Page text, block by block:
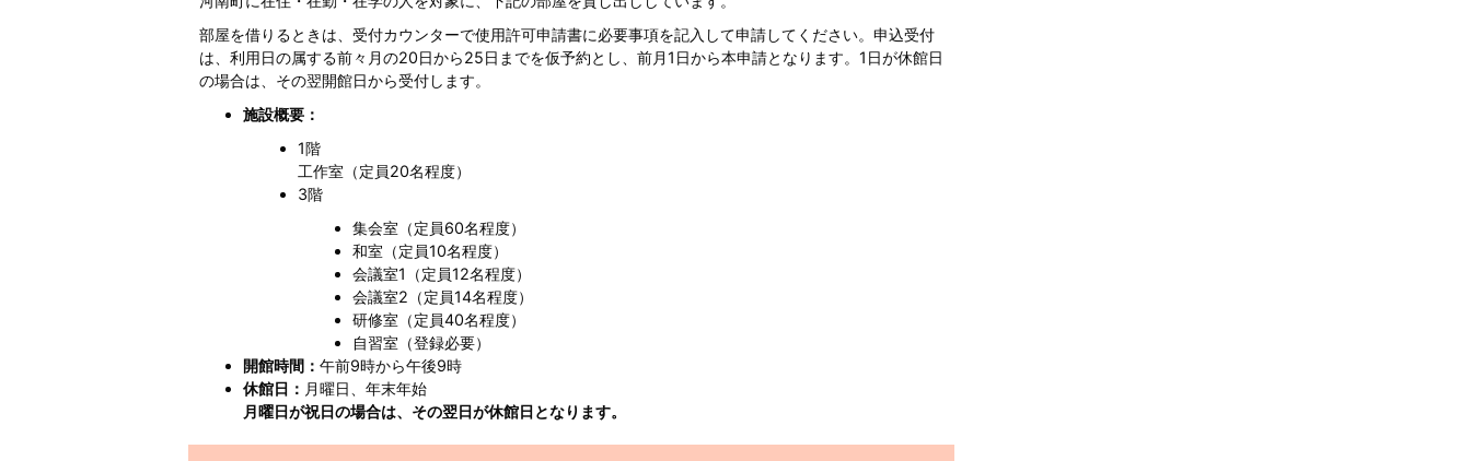
部屋を借りるときは、受付カウンターで使用許可申請書に必要事項を記入して申請してください。申込受付
は、利用日の属する前々月の20日から25日までを仮予約とし、前月1日から本申請となります。1日が休館日
の場合は、その翌開館日から受付します。
施設概要：
1階
工作室（定員20名程度）
3階
集会室（定員60名程度）
和室（定員10名程度）
会議室1（定員12名程度）
会議室2（定員14名程度）
研修室（定員40名程度）
自習室（登録必要）
開館時間：午前9時から午後9時
休館日： 月曜日、年末年始
月曜日が祝日の場合は、その翌日が休館日となります。